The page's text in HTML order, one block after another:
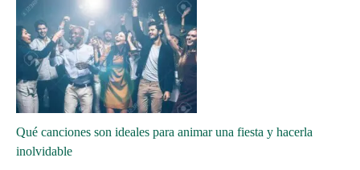
Qué canciones son ideales para animar una fiesta y hacerla
inolvidable